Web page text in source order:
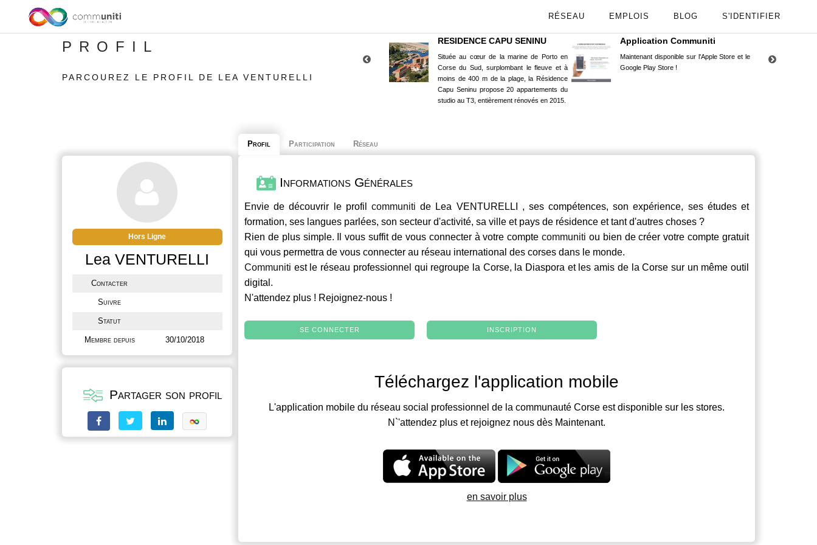
RÉSEAU EMPLOIS BLOG S'IDENTIFIER
PROFIL
PARCOUREZ LE PROFIL DE LEA VENTURELLI
RESIDENCE CAPU SENINU
Située au cœur de la marine de Porto en
Corse du Sud, surplombant le fleuve et à
moins de 400 m de la plage, la Résidence
Capu Seninu propose 20 appartements du
studio au T3, entièrement rénovés en 2015.
Application Communiti
Maintenant disponible sur l'Apple Store et le
Google Play Store !
Hors Ligne
Lea VENTURELLI
Contacter
Suivre
Statut
Membre depuis 30/10/2018
Partager son profil
Profil Participation Réseau
Informations Générales
Envie de découvrir le profil communiti de Lea VENTURELLI , ses compétences, son expérience, ses études et
formation, ses langues parlées, son secteur d'activité, sa ville et pays de résidence et tant d'autres choses ?
Rien de plus simple. Il vous suffit de vous connecter à votre comptecommuniti ou bien de créer votre compte gratuit
qui vous permettra de vous connecter au réseau international des corses dans le monde.
Communiti est le réseau professionnel qui regroupe la Corse, la Diaspora et les amis de la Corse sur un même outil
digital.
N'attendez plus ! Rejoignez-nous !
SE CONNECTER INSCRIPTION
Téléchargez l'application mobile
L'application mobile du réseau social professionnel de la communauté Corse est disponible sur les stores.
N`'attendez plus et rejoignez nous dès Maintenant.
en savoir plus